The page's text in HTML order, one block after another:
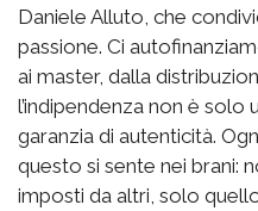
Daniele Alluto, che
passione. Ci
ai master, dalla
l’indipendenza non è solo
garanzia di autenticità.
questo si sente nei brani:
imposti da altri, solo